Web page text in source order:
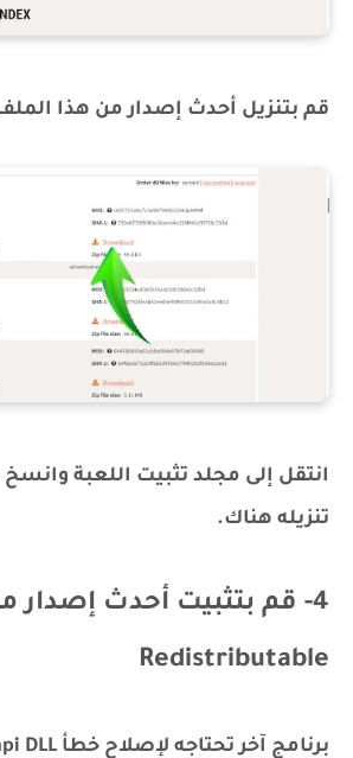
قم بتنزيل أحدث إصدار من هذا
انتقل إلى مجلد تثبيت اللعبة
تنزيله هناك.
Redistributable